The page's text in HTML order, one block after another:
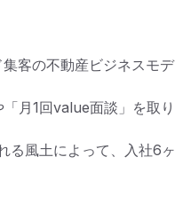
客の不動産ビジネスモデ
月1回value面談」を取り
る風土によって、入社6ヶ